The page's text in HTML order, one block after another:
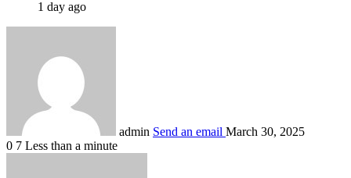
1 day ago
admin Send an email March 30, 2025
0 7 Less than a minute